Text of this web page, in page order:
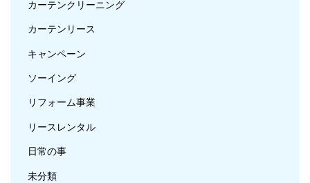
カーテンクリーニング
カーテンリース
キャンペーン
ソーイング
リフォーム事業
リースレンタル
日常の事
未分類